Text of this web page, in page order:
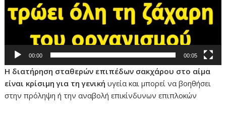
00:00 00:05
Η διατήρηση σταθερών επιπέδων σακχάρου στο αίμα
είναι κρίσιμη για τη γενική υγεία και μπορεί να βοηθήσει
στην πρόληψη ή την αναβολή επικίνδυνων επιπλοκών